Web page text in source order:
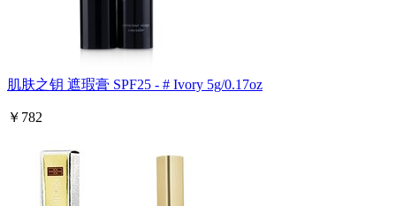
肌肤之钥 遮瑕膏 SPF25 - # Ivory 5g/0.17oz
￥782